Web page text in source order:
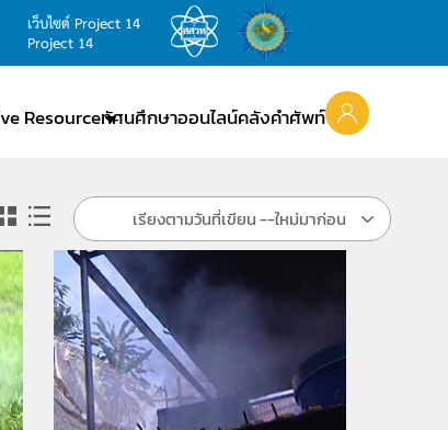
เว็บไซต์ Project 14
Project 14
Resourceทัศนศึกษาออนไลน์คลังคำศัพท์
เรียงตามวันที่เขียน --ใหม่มาก่อน